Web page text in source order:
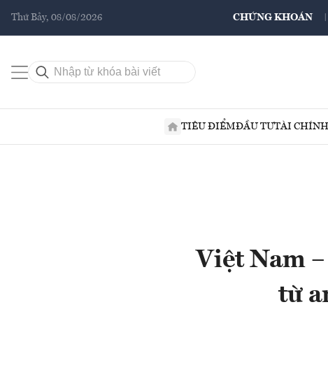
Thứ Bảy, 08/08/2026 CHỨNG KHOÁN
TIÊU ĐIỂMĐẦU TƯTÀI CHÍNH
Việt Nam
từ